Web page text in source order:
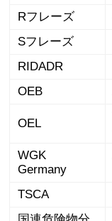
Rフレーズ
Sフレーズ
RIDADR
OEB
OEL
WGK
Germany
TSCA